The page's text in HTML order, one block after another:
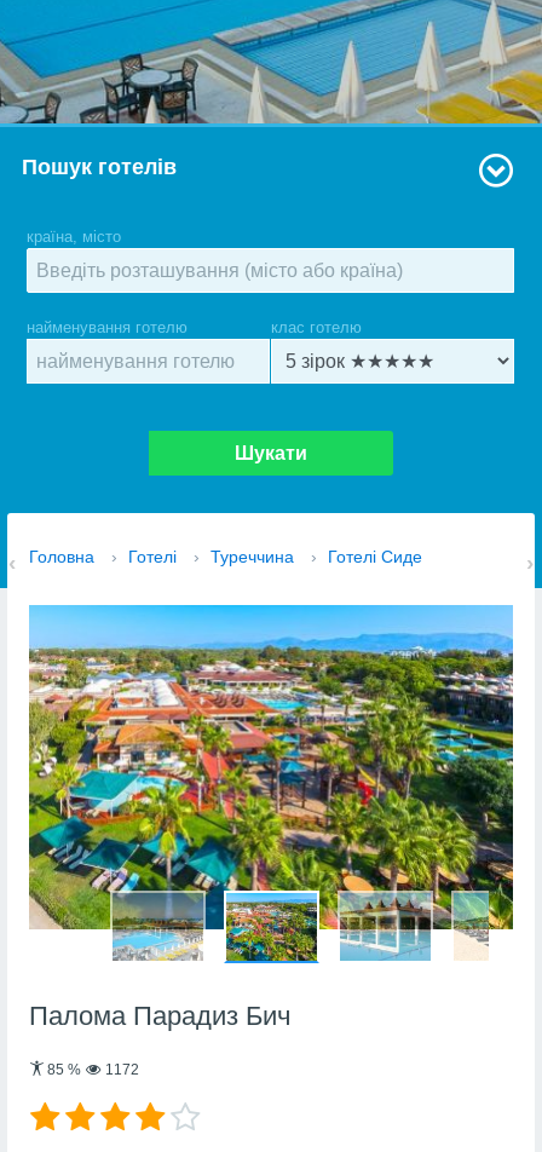
Пошук готелів
країна, місто
найменування готелю клас готелю
Шукати
Головна › Готелі › Туреччина › Готелі Сиде
Палома Парадиз Бич
85 % 1172